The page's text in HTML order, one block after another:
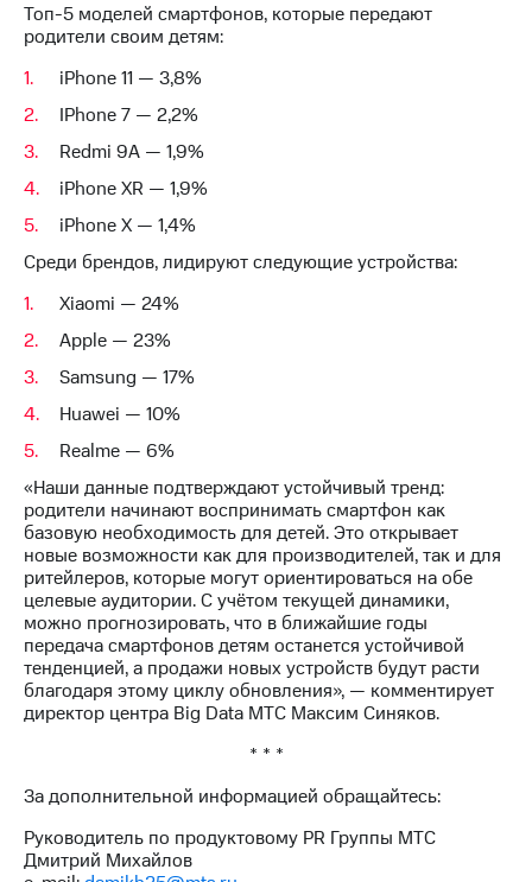
Корпоративный
секретарь
информации
Информация
акционерам
Документы
"МТС"
Собрания
акционеров
Личный
акционера
Акционерный
капитал
Контроль
аудит
Рынок
Описание
Программа
приобретения
Порядок
выкупа
акций
Дивиденды
Рынок
облигаций
Еврооблигации-2023
Уведомление
о
именных
облигаций
Топ-5 моделей смартфонов, которые передают
родители своим детям:
iPhone 11 — 3,8%
IPhone 7 — 2,2%
Redmi 9A — 1,9%
iPhone XR — 1,9%
iPhone X — 1,4%
Среди брендов, лидируют следующие устройства:
Xiaomi — 24%
Apple — 23%
Samsung — 17%
Huawei — 10%
Realme — 6%
«Наши данные подтверждают устойчивый тренд:
родители начинают воспринимать смартфон как
базовую необходимость для детей. Это открывает
новые возможности как для производителей, так и для
ритейлеров, которые могут ориентироваться на обе
целевые аудитории. С учётом текущей динамики,
можно прогнозировать, что в ближайшие годы
передача смартфонов детям останется устойчивой
тенденцией, а продажи новых устройств будут расти
благодаря этому циклу обновления», — комментирует
директор центра Big Data МТС Максим Синяков.
* * *
За дополнительной информацией обращайтесь:
Руководитель по продуктовому PR Группы МТС
Дмитрий Михайлов